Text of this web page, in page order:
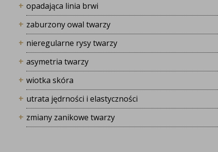
opadająca linia brwi
zaburzony owal twarzy
nieregularne rysy twarzy
asymetria twarzy
wiotka skóra
utrata jędrności i elastyczności
zmiany zanikowe twarzy